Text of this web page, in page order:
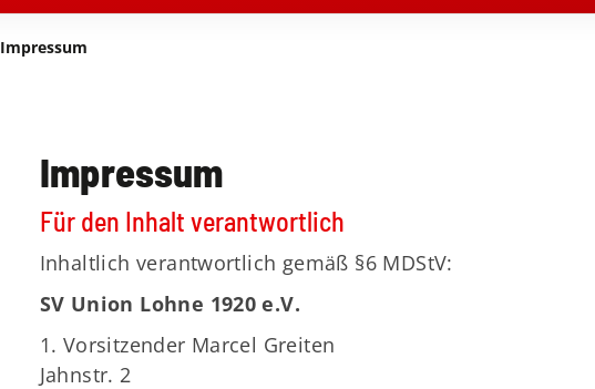
Impressum
Impressum
Für den Inhalt verantwortlich
Inhaltlich verantwortlich gemäß §6 MDStV:
SV Union Lohne 1920 e.V.
1. Vorsitzender Marcel Greiten
Jahnstr. 2